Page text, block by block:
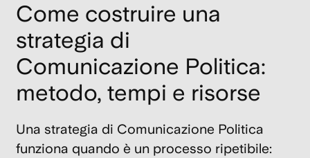
Come costruire una
strategia di
Comunicazione Politica:
metodo, tempi e risorse
Una strategia di Comunicazione Politica
funziona quando è un processo ripetibile: